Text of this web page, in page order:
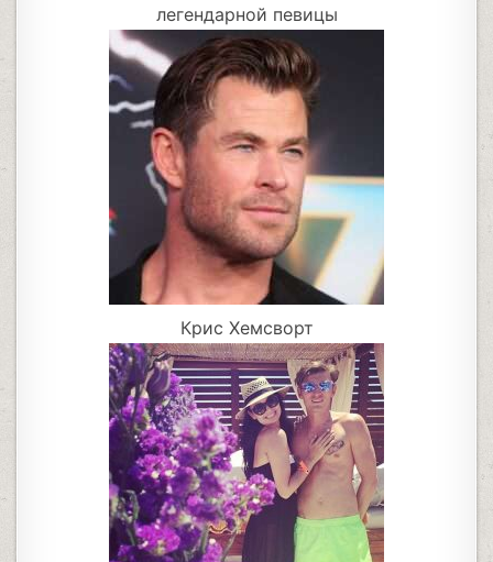
легендарной певицы
Крис Хемсворт